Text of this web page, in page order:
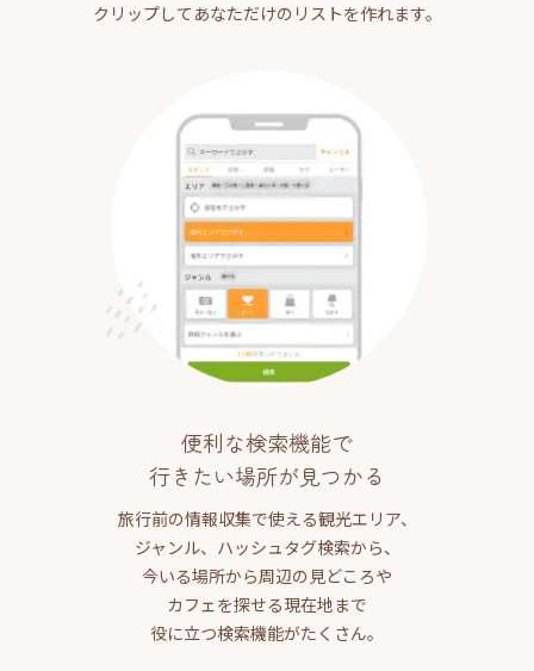
クリップしてあなただけのリストを作れます。
便利な検索機能で
行きたい場所が見つかる
旅行前の情報収集で使える観光エリア、
ジャンル、ハッシュタグ検索から、
今いる場所から周辺の見どころや
カフェを探せる現在地まで
役に立つ検索機能がたくさん。